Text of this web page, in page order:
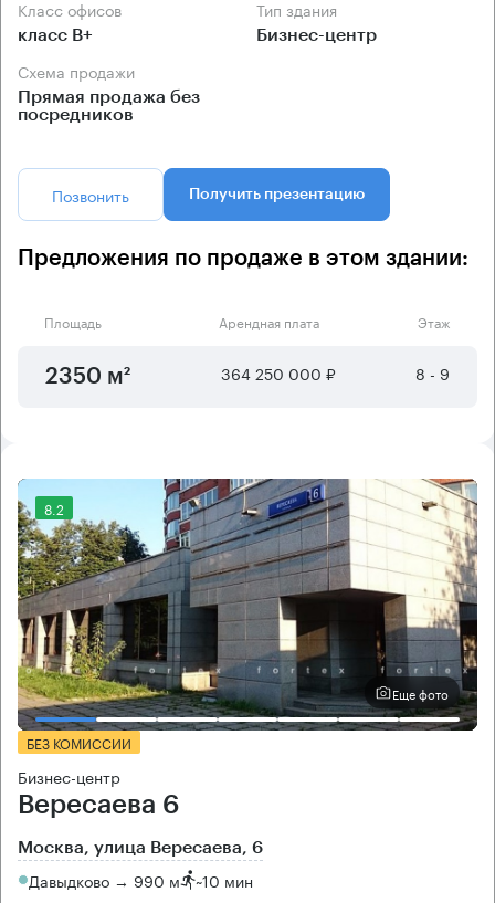
Класс офисов
класс B+
Тип здания
Бизнес-центр
Схема продажи
Прямая продажа без
посредников
Позвонить Получить презентацию
Предложения по продаже в этом здании:
Площадь Арендная плата Этаж
2350 м² 364 250 000 ₽ 8 - 9
8.2
Еще фото
БЕЗ КОМИССИИ
Бизнес-центр
Вересаева 6
Москва, улица Вересаева, 6
Давыдково → 990 м ~10 мин